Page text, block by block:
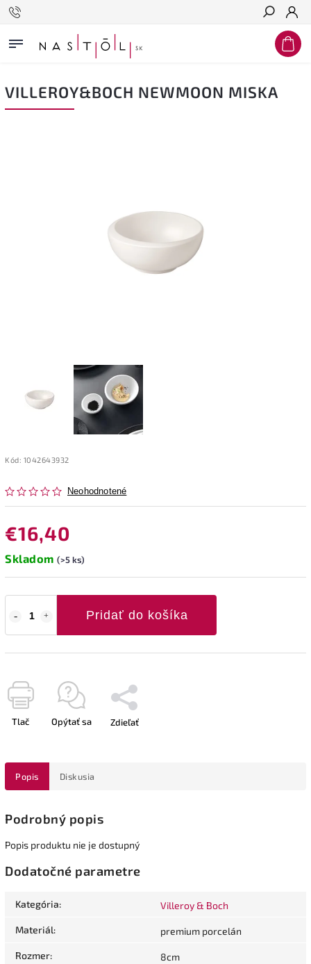
Hľadať
VILLEROY&BOCH NEWMOON MISKA
Kód: 1042643932
Neohodnotené
€16,40
Skladom (>5 ks)
Pridať do košíka
Tlač Opýtať sa Zdieľať
Popis Diskusia
Podrobný popis
Popis produktu nie je dostupný
Dodatočné parametre
Kategória: Villeroy & Boch
Materiál: premium porcelán
Rozmer: 8cm